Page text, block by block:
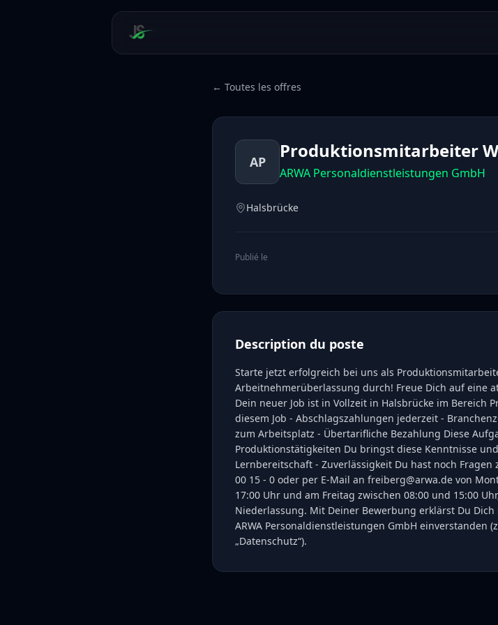
← Toutes les offres
AP Produktionsmitarbeiter
ARWA Personaldienstleistungen GmbH
Halsbrücke
Publié le
Description du poste
Starte jetzt erfolgreich bei uns als
Arbeitnehmerüberlassung durch! Freue Dich auf eine
Dein neuer Job ist in Vollzeit in Halsbrücke im Bereich
diesem Job - Abschlagszahlungen jederzeit -
zum Arbeitsplatz - Übertarifliche Bezahlung Diese
Produktionstätigkeiten Du bringst diese Kenntnisse
Lernbereitschaft - Zuverlässigkeit Du hast noch Fragen
00 15 - 0 oder per E-Mail an freiberg@arwa.de von
17:00 Uhr und am Freitag zwischen 08:00 und 15:00
Niederlassung. Mit Deiner Bewerbung erklärst Du
ARWA Personaldienstleistungen GmbH einverstanden
„Datenschutz“).